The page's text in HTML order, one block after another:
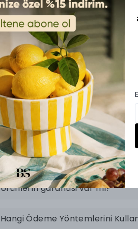
Sıkça
Siparişim ne zaman elime ulaşır?
Ürünlerin garantisi var mı?
Hangi Ödeme Yöntemlerini